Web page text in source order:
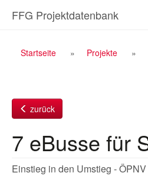
InhaltFFG Projektdatenbank
Breadcrumb
Startseite Projekte
zurück
7 eBusse für
Einstieg in den Umstieg -